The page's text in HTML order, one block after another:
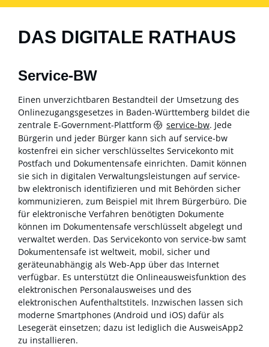
DAS DIGITALE RATHAUS
Service-BW
Einen unverzichtbaren Bestandteil der Umsetzung des
Onlinezugangsgesetzes in Baden-Württemberg bildet die
zentrale E-Government-Plattform
service-bw. Jede
Bürgerin und jeder Bürger kann sich auf service-bw
kostenfrei ein sicher verschlüsseltes Servicekonto mit
Postfach und Dokumentensafe einrichten. Damit können
sie sich in digitalen Verwaltungsleistungen auf service-
bw elektronisch identifizieren und mit Behörden sicher
kommunizieren, zum Beispiel mit Ihrem Bürgerbüro. Die
für elektronische Verfahren benötigten Dokumente
können im Dokumentensafe verschlüsselt abgelegt und
verwaltet werden. Das Servicekonto von service-bw samt
Dokumentensafe ist weltweit, mobil, sicher und
geräteunabhängig als Web-App über das Internet
verfügbar. Es unterstützt die Onlineausweisfunktion des
elektronischen Personalausweises und des
elektronischen Aufenthaltstitels. Inzwischen lassen sich
moderne Smartphones (Android und iOS) dafür als
Lesegerät einsetzen; dazu ist lediglich die AusweisApp2
zu installieren.